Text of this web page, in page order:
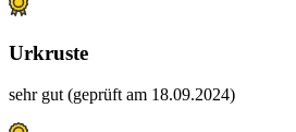
Urkruste
sehr gut (geprüft am 18.09.2024)